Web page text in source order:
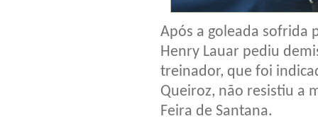
Após a goleada sofrida
Henry Lauar pediu
treinador, que foi
Queiroz, não resistiu a
Feira de Santana.